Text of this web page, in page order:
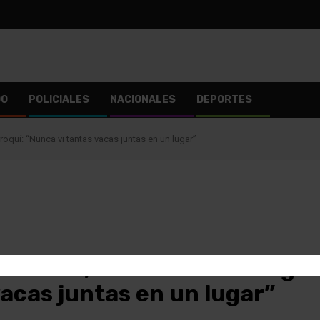
POLICIALES NACIONALES DEPORTES
“Nunca vi tantas vacas juntas en un lugar”
el matrimonio
juntas en un lugar”